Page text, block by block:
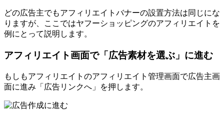
どの広告主でもアフィリエイトバナーの設置方法は同じにな
りますが、ここではヤフーショッピングのアフィリエイトを
例にとって説明します。
アフィリエイト画面で「広告素材を選ぶ」に進む
もしもアフィリエイトのアフィリエイト管理画面で広告主画
面に進み「広告リンクへ」を押します。